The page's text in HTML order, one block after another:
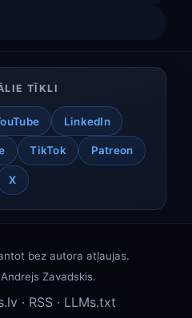
TĪKLI
LinkedIn
TikTok Patreon
X
bez autora atļaujas.
Andrejs Zavadskis.
· RSS · LLMs.txt